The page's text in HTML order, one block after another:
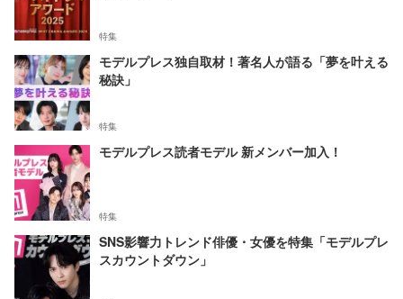
特集
モデルプレス独自取材！著名人が語る「夢を叶える
秘訣」
特集
モデルプレス読者モデル 新メンバー加入！
特集
SNS影響力トレンド俳優・女優を特集「モデルプレ
スカウントダウン」